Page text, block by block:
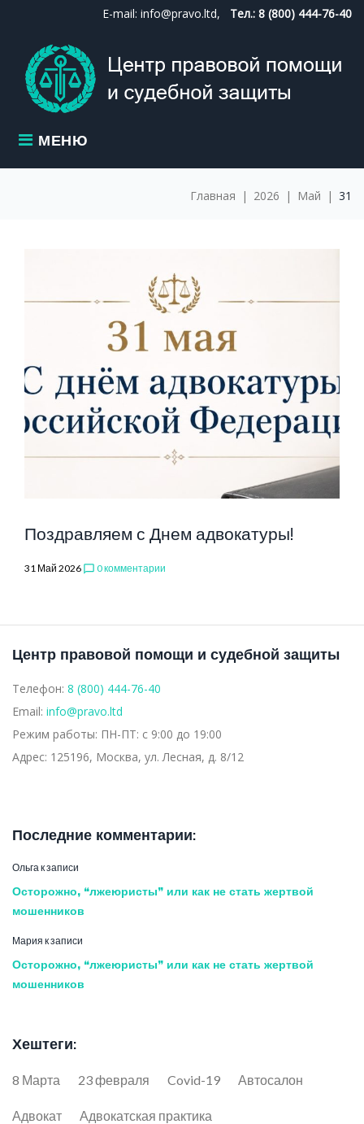
content
E-mail: info@pravo.ltd, Тел.: 8 (800) 444-76-40
МЕНЮ
Главная | 2026 | Май | 31
ДЕНЬ:
31.05.2026
Поздравляем с Днем адвокатуры!
31 Май 2026 chat_bubble_outline 0 комментарии
Центр правовой помощи и судебной защиты
Телефон: 8 (800) 444-76-40
Email: info@pravo.ltd
Режим работы: ПН-ПТ: с 9:00 до 19:00
Адрес: 125196, Москва, ул. Лесная, д. 8/12
Последние комментарии:
Ольга к записи
Осторожно, “лжеюристы” или как не стать жертвой
мошенников
Мария к записи
Осторожно, “лжеюристы” или как не стать жертвой
мошенников
Хештеги:
8 Марта 23 февраля Covid-19 Автосалон
Адвокат Адвокатская практика